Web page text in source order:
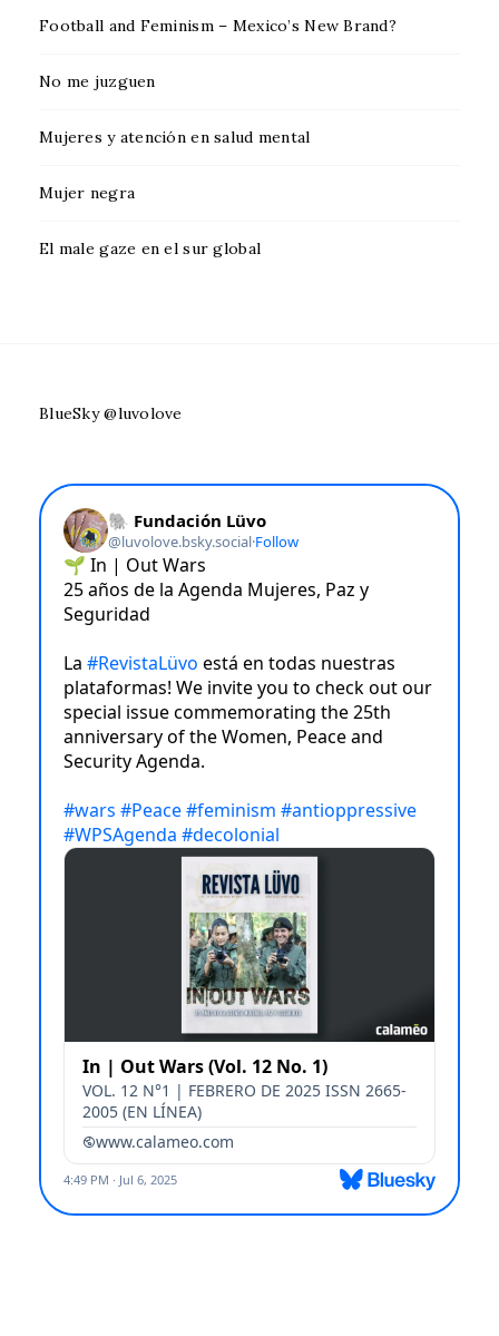
Football and Feminism – Mexico’s New Brand?
No me juzguen
Mujeres y atención en salud mental
Mujer negra
El male gaze en el sur global
BlueSky @luvolove